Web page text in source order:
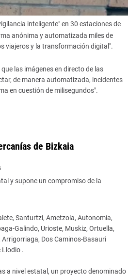
inteligente" en 30 estaciones de
anónima y automatizada miles de
viajeros y la transformación digital".
las imágenes en directo de las
de manera automatizada, incidentes
en cuestión de milisegundos".
de Bizkaia
y supone un compromiso de la
Santurtzi, Ametzola, Autonomía,
Galindo, Urioste, Muskiz, Ortuella,
Dos Caminos-Basauri
Llodio .
a nivel estatal, un proyecto denominado